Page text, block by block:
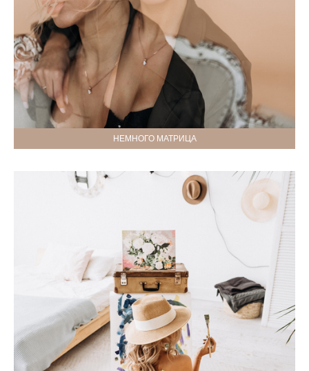
НЕМНОГО МАТРИЦА